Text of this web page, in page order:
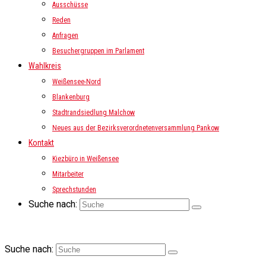
Ausschüsse
Reden
Anfragen
Besuchergruppen im Parlament
Wahlkreis
Weißensee-Nord
Blankenburg
Stadtrandsiedlung Malchow
Neues aus der Bezirksverordnetenversammlung Pankow
Kontakt
Kiezbüro in Weißensee
Mitarbeiter
Sprechstunden
Suche nach:
Suche nach: